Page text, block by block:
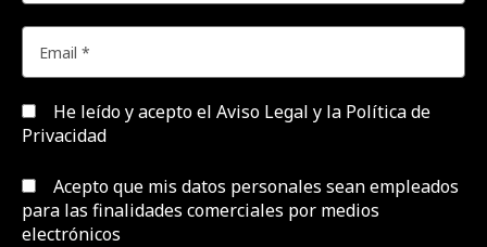
He leído y acepto el Aviso Legal y la Política de
Privacidad
Acepto que mis datos personales sean empleados
para las finalidades comerciales por medios
electrónicos